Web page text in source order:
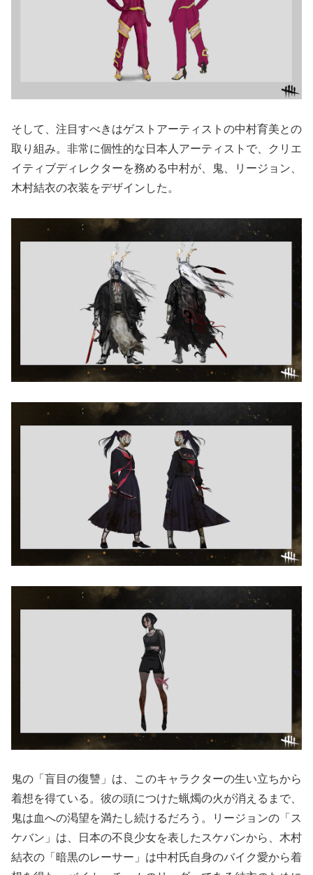
そして、注目すべきはゲストアーティストの中村育美との
取り組み。非常に個性的な日本人アーティストで、クリエ
イティブディレクターを務める中村が、鬼、リージョン、
木村結衣の衣装をデザインした。
鬼の「盲目の復讐」は、このキャラクターの生い立ちから
着想を得ている。彼の頭につけた蝋燭の火が消えるまで、
鬼は血への渇望を満たし続けるだろう。リージョンの「ス
ケバン」は、日本の不良少女を表したスケバンから、木村
結衣の「暗黒のレーサー」は中村氏自身のバイク愛から着